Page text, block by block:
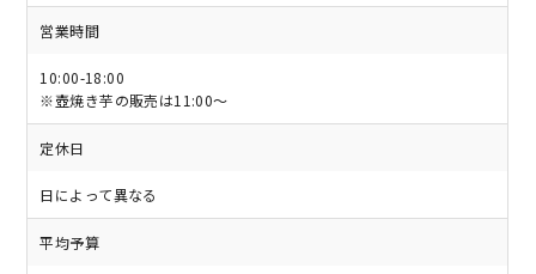
営業時間
10:00-18:00
※壺焼き芋の販売は11:00〜
定休日
日によって異なる
平均予算